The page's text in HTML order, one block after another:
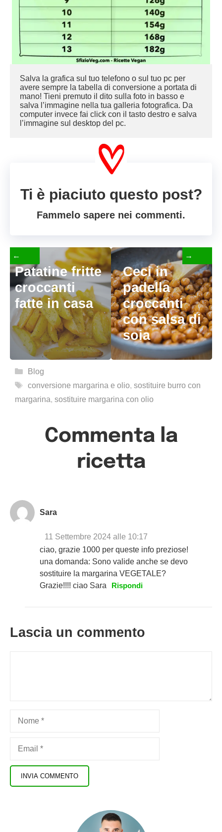
Salva la grafica sul tuo telefono o sul tuo pc per
avere sempre la tabella di conversione a portata di
mano! Tieni premuto il dito sulla foto in basso e
salva l’immagine nella tua galleria fotografica. Da
computer invece fai click con il tasto destro e salva
l’immagine sul desktop del pc.
Ti è piaciuto questo post?
Fammelo sapere nei commenti.
Patatine fritte
croccanti
fatte in casa
← →
Ceci in
padella
croccanti
con salsa di
soia
Categorie
Blog
Tag
conversione margarina e olio, sostituire burro con
margarina, sostituire margarina con olio
Commenta la
ricetta
Sara
11 Settembre 2024 alle 10:17
ciao, grazie 1000 per queste info preziose!
una domanda: Sono valide anche se devo
sostituire la margarina VEGETALE?
Grazie!!!! ciao Sara
Rispondi
Lascia un commento